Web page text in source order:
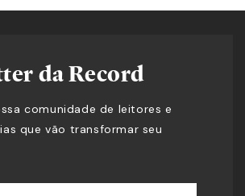
da Record
comunidade de leitores e
que vão transformar seu